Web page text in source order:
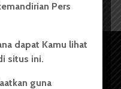
Pers
dapat Kamu lihat
situs ini.
guna